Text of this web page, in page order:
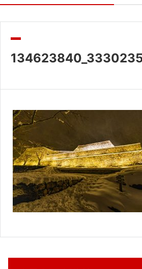
補助金
共済・福利厚生
証明書・申請
職員採用
情報